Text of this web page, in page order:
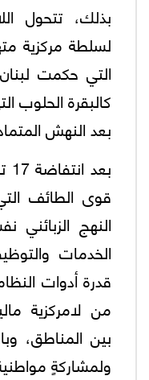
بذلك، تتحول
لسلطة مركزية
كالبقرة الحلوب
بعد النهش
قوى الطائف
النهج
الخدمات
قدرة أدوات
من لامركزية
بين المناطق،
ولمشاركةٍ